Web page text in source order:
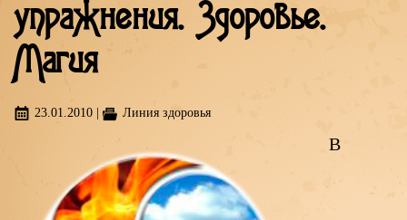
упражнения. Здоровье.
Магия
23.01.2010 Линия здоровья
В